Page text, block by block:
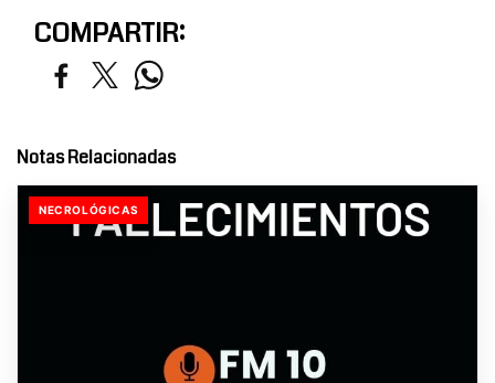
COMPARTIR:
Notas Relacionadas
NECROLÓGICAS